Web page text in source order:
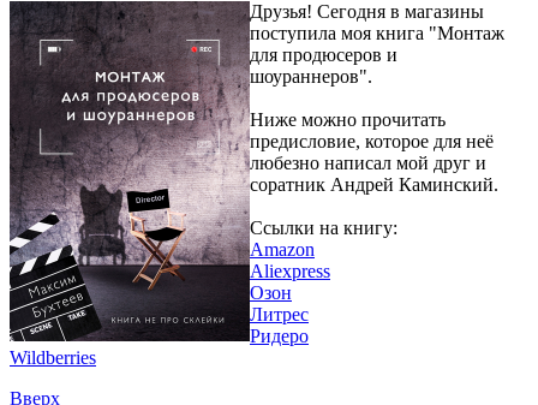
Друзья! Сегодня в магазины
поступила моя книга "Монтаж
для продюсеров и
шоураннеров".
Ниже можно прочитать
предисловие, которое для неё
любезно написал мой друг и
соратник Андрей Каминский.
Ссылки на книгу:
Amazon
Aliexpress
Озон
Литрес
Ридеро
Wildberries
Вверх